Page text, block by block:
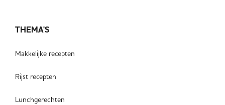
THEMA'S
Makkelijke recepten
Rijst recepten
Lunchgerechten